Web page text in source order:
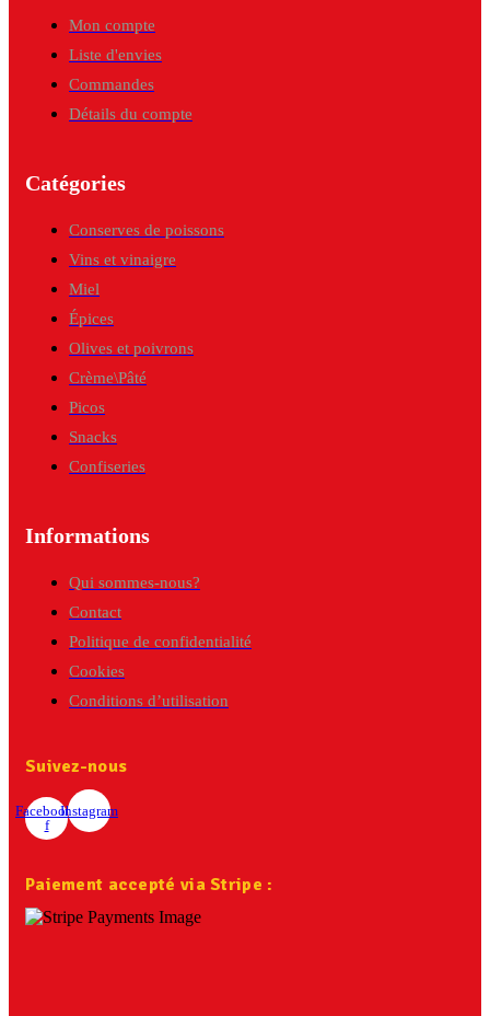
Mon compte
Liste d'envies
Commandes
Détails du compte
Catégories
Conserves de poissons
Vins et vinaigre
Miel
Épices
Olives et poivrons
Crème\Pâté
Picos
Snacks
Confiseries
Informations
Qui sommes-nous?
Contact
Politique de confidentialité
Cookies
Conditions d’utilisation
Suivez-nous
Facebook-
f
Instagram
Paiement accepté via Stripe :